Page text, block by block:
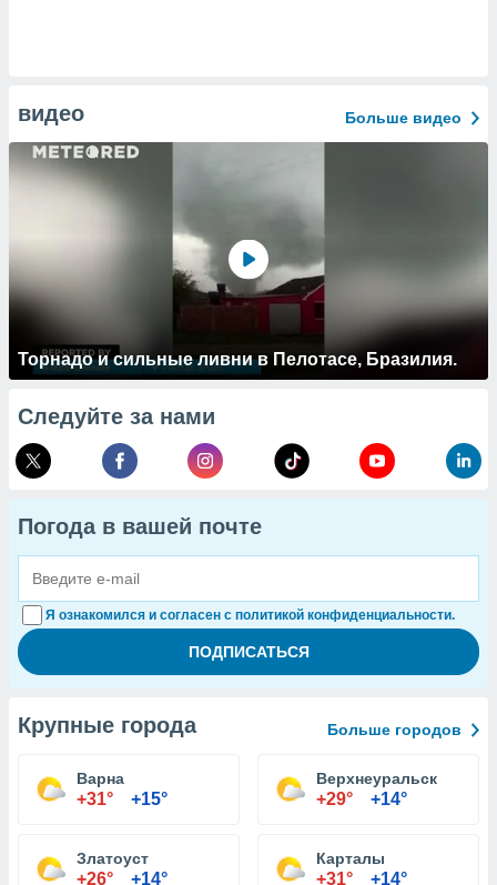
видео Больше видео
Торнадо и сильные ливни в Пелотасе, Бразилия.
Следуйте за нами
Погода в вашей почте
Я ознакомился и согласен с политикой конфиденциальности.
Крупные города Больше городов
Варна
+31° +15°
Верхнеуральск
+29° +14°
Златоуст
+26° +14°
Карталы
+31° +14°